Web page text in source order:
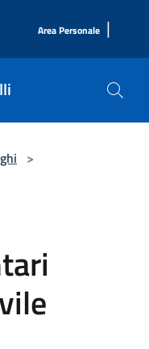
Area Personale |
>